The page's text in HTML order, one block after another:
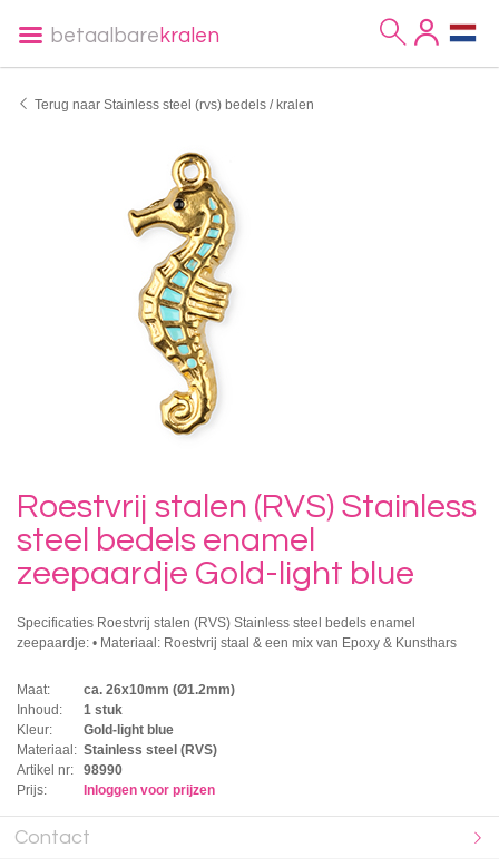
betaalbare kralen
Terug naar Stainless steel (rvs) bedels / kralen
Roestvrij stalen (RVS) Stainless
steel bedels enamel
zeepaardje Gold-light blue
Specificaties Roestvrij stalen (RVS) Stainless steel bedels enamel
zeepaardje: • Materiaal: Roestvrij staal & een mix van Epoxy & Kunsthars
Maat:
ca. 26x10mm (Ø1.2mm)
Inhoud:
1 stuk
Kleur:
Gold-light blue
Materiaal: Stainless steel (RVS)
Artikel nr:
98990
Prijs:
Inloggen voor prijzen
Contact